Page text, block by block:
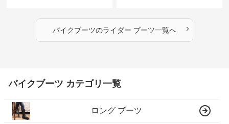
バイクブーツのライダー ブーツ一覧へ ›
バイクブーツ カテゴリ一覧
ロング ブーツ